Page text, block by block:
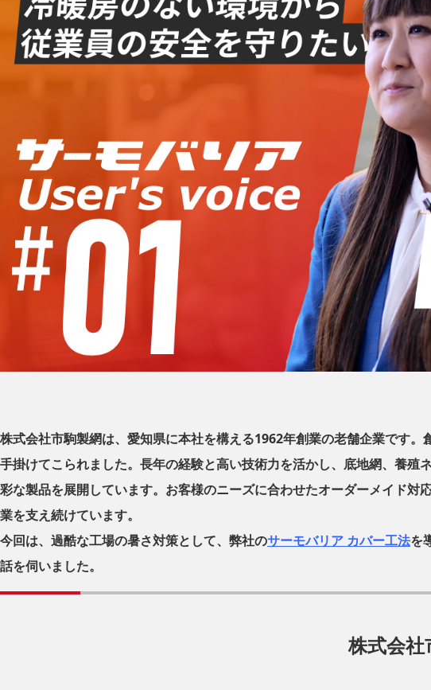
株式会社市駒製網は、愛知県に本社を構える1962年創業の老舗企業です
手掛けてこられました。長年の経験と高い技術力を活かし、底地網、養
彩な製品を展開しています。お客様のニーズに合わせたオーダーメイド
業を支え続けています。
今回は、過酷な工場の暑さ対策として、弊社のサーモバリア カバー工法を
話を伺いました。
株式会